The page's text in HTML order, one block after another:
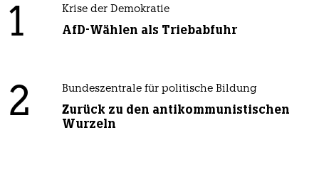
1 Krise der Demokratie
AfD-Wählen als Triebabfuhr
2 Bundeszentrale für politische Bildung
Zurück zu den antikommunistischen
Wurzeln